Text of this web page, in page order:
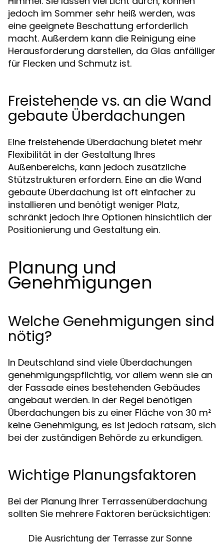
jedoch im Sommer sehr heiß werden, was
eine geeignete Beschattung erforderlich
macht. Außerdem kann die Reinigung eine
Herausforderung darstellen, da Glas anfälliger
für Flecken und Schmutz ist.
Freistehende vs. an die Wand
gebaute Überdachungen
Eine freistehende Überdachung bietet mehr
Flexibilität in der Gestaltung Ihres
Außenbereichs, kann jedoch zusätzliche
Stützstrukturen erfordern. Eine an die Wand
gebaute Überdachung ist oft einfacher zu
installieren und benötigt weniger Platz,
schränkt jedoch Ihre Optionen hinsichtlich der
Positionierung und Gestaltung ein.
Planung und
Genehmigungen
Welche Genehmigungen sind
nötig?
In Deutschland sind viele Überdachungen
genehmigungspflichtig, vor allem wenn sie an
der Fassade eines bestehenden Gebäudes
angebaut werden. In der Regel benötigen
Überdachungen bis zu einer Fläche von 30 m²
keine Genehmigung, es ist jedoch ratsam, sich
bei der zuständigen Behörde zu erkundigen.
Wichtige Planungsfaktoren
Bei der Planung Ihrer Terrassenüberdachung
sollten Sie mehrere Faktoren berücksichtigen:
Die Ausrichtung der Terrasse zur Sonne